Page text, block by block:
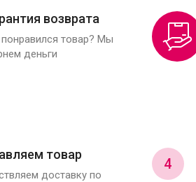
возврата
товар? Мы
деньги
товар
доставку по
4